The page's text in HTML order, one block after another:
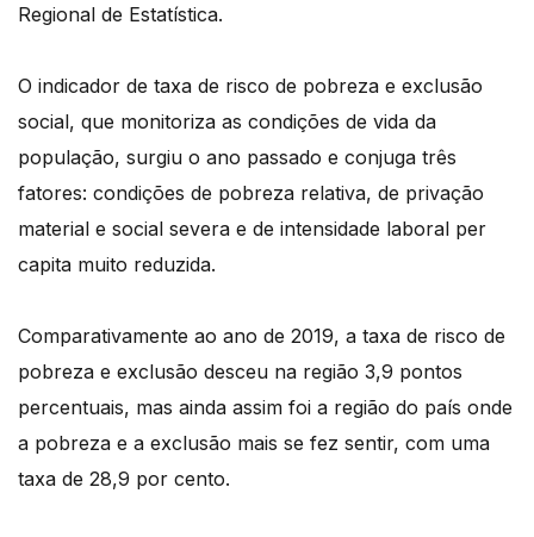
Regional de Estatística.
O indicador de taxa de risco de pobreza e exclusão
social, que monitoriza as condições de vida da
população, surgiu o ano passado e conjuga três
fatores: condições de pobreza relativa, de privação
material e social severa e de intensidade laboral per
capita muito reduzida.
Comparativamente ao ano de 2019, a taxa de risco de
pobreza e exclusão desceu na região 3,9 pontos
percentuais, mas ainda assim foi a região do país onde
a pobreza e a exclusão mais se fez sentir, com uma
taxa de 28,9 por cento.